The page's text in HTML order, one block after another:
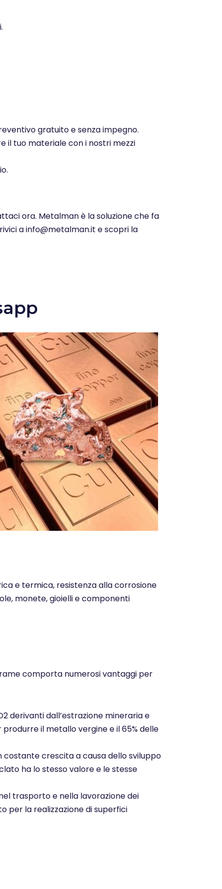
gratuito e senza impegno.
il tuo materiale con i nostri mezzi
ora. Metalman è la soluzione che fa
a info@metalman.it e scopri la
e termica, resistenza alla corrosione
monete, gioielli e componenti
comporta numerosi vantaggi per
derivanti dall’estrazione mineraria e
il metallo vergine e il 65% delle
costante crescita a causa dello sviluppo
ha lo stesso valore e le stesse
trasporto e nella lavorazione dei
per la realizzazione di superfici